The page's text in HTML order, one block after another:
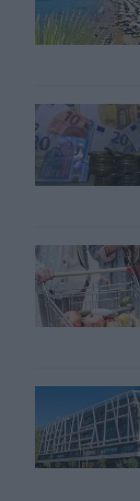
Ο
Ελληνική